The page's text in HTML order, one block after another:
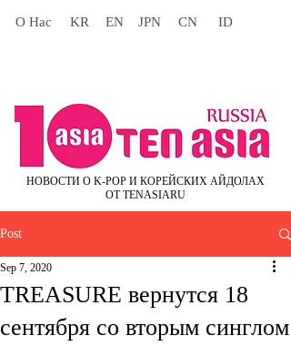
О Нас KR EN JPN CN ID
НОВОСТИ О K-POP И КОРЕЙСКИХ АЙДОЛАХ
ОТ TENASIARU
Post
TREASURE вернутся 18
сентября со вторым синглом
Sep 7, 2020